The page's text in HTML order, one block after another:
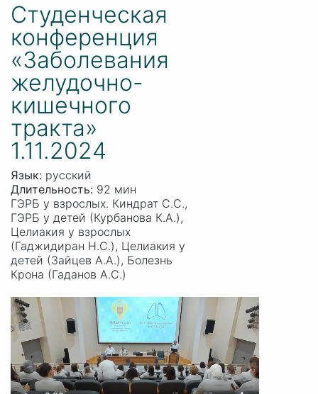
Студенческая
конференция
«Заболевания
желудочно-
кишечного
тракта»
1.11.2024
Язык: русский
Длительность: 92 мин
ГЭРБ у взрослых. Киндрат С.С.,
ГЭРБ у детей (Курбанова К.А.),
Целиакия у взрослых
(Гаджидиран Н.С.), Целиакия у
детей (Зайцев А.А.), Болезнь
Крона (Гаданов А.С.)